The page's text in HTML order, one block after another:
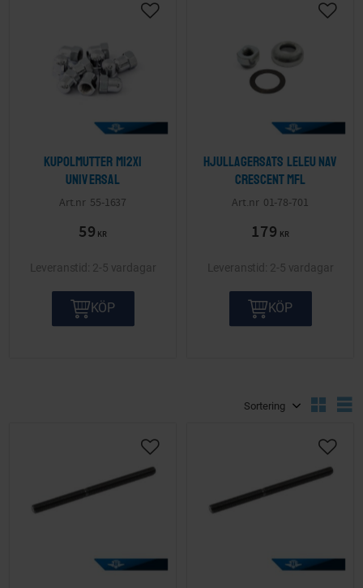
Kupolmutter M12x1
Universal
55-1637
59 KR
2-5 vardagar
KÖP
Hjullagersats Leleu nav
Crescent mfl
01-78-701
179 KR
2-5 vardagar
KÖP
Lägg till i önskelista Lägg